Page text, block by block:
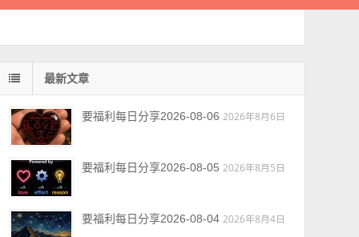
最新文章
要福利每日分享2026-08-06 2026年8月6日
要福利每日分享2026-08-05 2026年8月5日
要福利每日分享2026-08-04 2026年8月4日